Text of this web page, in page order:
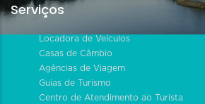
Serviços
Locadora de Veículos
Casas de Câmbio
Agências de Viagem
Guias de Turismo
Centro de Atendimento ao Turista